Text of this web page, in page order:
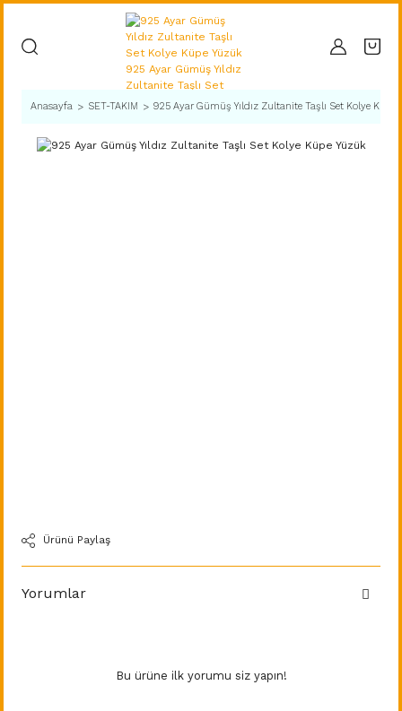
Anasayfa SET-TAKIM 925 Ayar Gümüş Yıldız Zultanite Taşlı Set Kolye Küpe
Ürünü Paylaş
Yorumlar
Bu ürüne ilk yorumu siz yapın!